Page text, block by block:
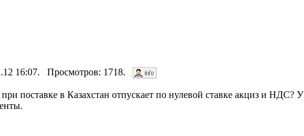
16:07. Просмотров: 1718.
в Казахстан отпускает по нулевой ставке акциз и НДС? У